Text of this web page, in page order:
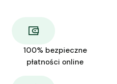
100% bezpieczne
płatności online